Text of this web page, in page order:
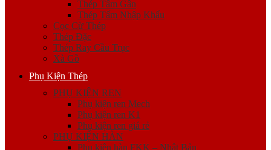
Thép Tấm Gân
Thép Tấm Nhập Khẩu
Cọc Cừ Thép
Thép Đặc
Thép Ray Cầu Trục
Xà Gồ
Phụ Kiện Thép
PHỤ KIỆN REN
Phụ kiện ren Mech
Phụ kiện ren K1
Phụ kiện ren giá rẻ
PHỤ KIỆN HÀN
Phụ kiện hàn FKK – Nhật Bản